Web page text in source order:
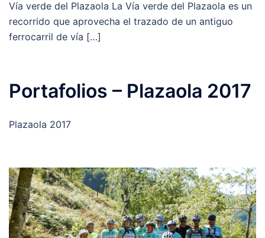
Vía verde del Plazaola La Vía verde del Plazaola es un
recorrido que aprovecha el trazado de un antiguo
ferrocarril de vía […]
Portafolios – Plazaola 2017
Plazaola 2017